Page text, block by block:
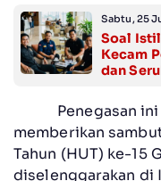
Sabtu, 25
Soal
Kecam
dan
Penegasan ini
memberikan
Tahun (HUT) ke-15
diselenggarakan di